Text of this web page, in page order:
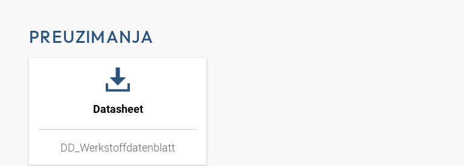
PREUZIMANJA
Datasheet
DD_Werkstoffdatenblatt